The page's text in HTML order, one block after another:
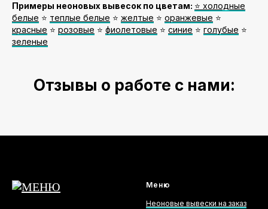
Примеры неоновых вывесок по цветам: ⭐️ холодные
белые ⭐️ теплые белые ⭐️ желтые ⭐️ оранжевые ⭐️
красные ⭐️ розовые ⭐️ фиолетовые ⭐️ синие ⭐️ голубые ⭐️
зеленые
Отзывы о работе с нами:
Меню
Неоновые вывески на заказ